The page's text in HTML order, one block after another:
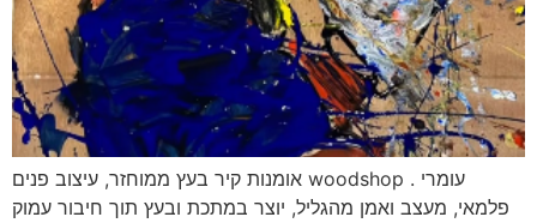
אומנות קיר בעץ ממוחזר, עיצוב פנים woodshop . עומרי
פלמאי, מעצב ואמן מהגליל, יוצר במתכת ובעץ תוך חיבור עמוק